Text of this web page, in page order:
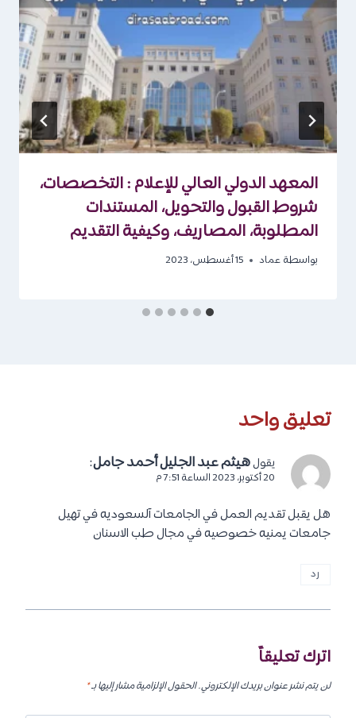
المعهد الدولي العالي للإعلام : التخصصات،
شروط القبول والتحويل، المستندات
المطلوبة، المصاريف، وكيفية التقديم
بواسطة عماد 15 أغسطس، 2023
تعليق واحد
يقول هيثم عبد الجليل أحمد جامل:
20 أكتوبر، 2023 الساعة 7:51 م
هل يقبل تقديم العمل في الجامعات آلسعوديه في تهيل
جامعات يمنيه خصوصيه في مجال طب الاسنان
رد
اترك تعليقاً
لن يتم نشر عنوان بريدك الإلكتروني.الحقول الإلزامية مشار إليها بـ*